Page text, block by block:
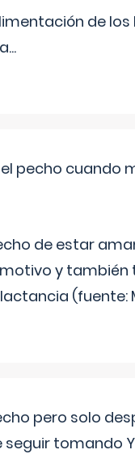
de
...
pecho cuando
de estar
y
(fuente:
pero solo
tomando